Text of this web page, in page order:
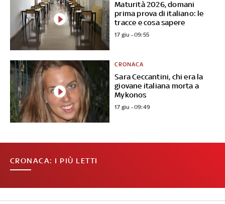
Maturità 2026, domani
prima prova di italiano: le
tracce e cosa sapere
17 giu - 09:55
Sara Ceccantini, chi era la
giovane italiana morta a
Mykonos
CRONACA
17 giu - 09:49
CRONACA: I PIÙ LETTI